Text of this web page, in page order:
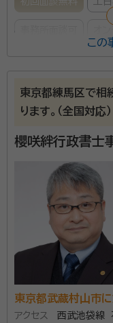
本木 千津子（モトキ
東京都行政書士
シニアライフカウンセ
事務所口コミ（抜粋）：
満足度 5.0
とても話しやすく、こち
契約後の感想
途中経過の連絡もしてく
私は法律事務所・司
言葉でした。 持病のため全く身動きできない状態で、不動産の
売却を含めた相続手
この
東京都練馬区で相
ります。（全国対応）
櫻咲絆行政書士
東京都武蔵村山市
アクセス
西武池袋線